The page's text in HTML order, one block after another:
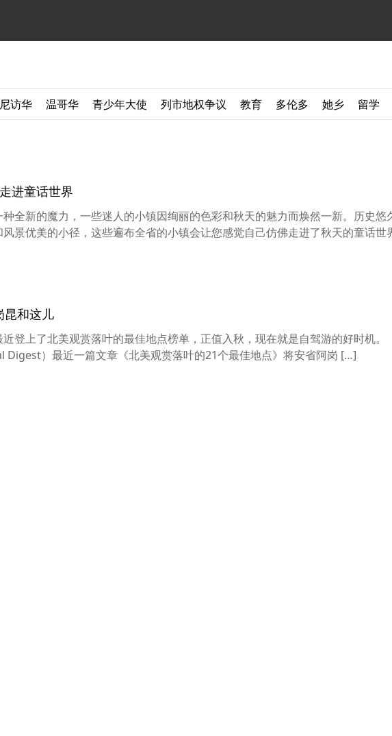
访华 温哥华 青少年大使 列市地权争议 教育 多伦多 她乡 留学
进童话世界
全新的魔力，一些迷人的小镇因绚丽的色彩和秋天的魅力而焕然一新。历史悠
景优美的小径，这些遍布全省的小镇会让您感觉自己仿佛走进了秋天的童话
昆和这儿
登上了北美观赏落叶的最佳地点榜单，正值入秋，现在就是自驾游的好时机。
）最近一篇文章《北美观赏落叶的21个最佳地点》将安省阿岗 […]